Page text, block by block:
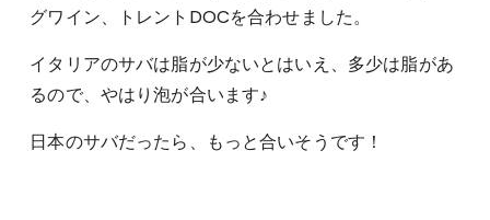
グワイン、トレントDOCを合わせました。
イタリアのサバは脂が少ないとはいえ、多少は脂があ
るので、やはり泡が合います♪
日本のサバだったら、もっと合いそうです！